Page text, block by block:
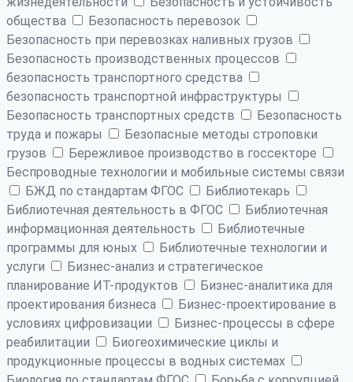
общества
Безопасность перевозок
Безопасность при перевозках наливных грузов
Безопасность производственных процессов
безопасность транспортного средства
безопасность транспортной инфраструктуры
Безопасность транспортных средств
Безопасность
труда и пожары
Безопасные методы строповки
грузов
Бережливое производство в госсекторе
Беспроводные технологии и мобильные системы связи
БЖД по стандартам ФГОС
Библиотекарь
Библиотечная деятельность в ФГОС
Библиотечная
информационная деятельность
Библиотечные
программы для юных
Библиотечные технологии и
услуги
Бизнес-анализ и стратегическое
планирование ИТ-продуктов
Бизнес-аналитика для
проектирования бизнеса
Бизнес-проектирование в
условиях цифровизации
Бизнес-процессы в сфере
реабилитации
Биогеохимические циклы и
продукционные процессы в водных системах